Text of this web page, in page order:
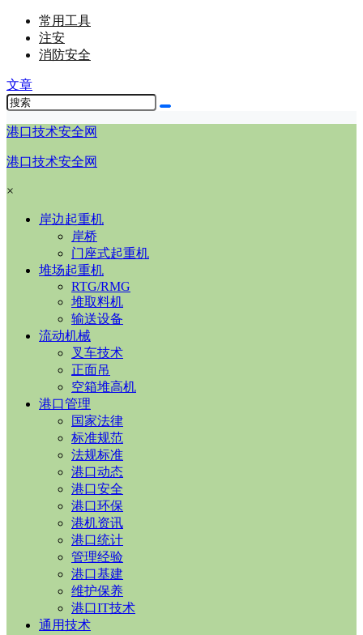
常用工具
注安
消防安全
文章
港口技术安全网
港口技术安全网
×
岸边起重机
岸桥
门座式起重机
堆场起重机
RTG/RMG
堆取料机
输送设备
流动机械
叉车技术
正面吊
空箱堆高机
港口管理
国家法律
标准规范
法规标准
港口动态
港口安全
港口环保
港机资讯
港口统计
管理经验
港口基建
维护保养
港口IT技术
通用技术